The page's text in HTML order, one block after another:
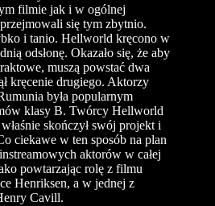
filmie jak i w ogólnej
się tym zbytnio.
i tanio. Hellworld kręcono w
odsłonę. Okazało się, że aby
muszą powstać dwa
kręcenie drugiego. Aktorzy
była popularnym
klasy B. Twórcy Hellworld
skończył swój projekt i
ciekawe w ten sposób na plan
aktorów w całej
powtarzając rolę z filmu
Henriksen, a w jednej z
Cavill.